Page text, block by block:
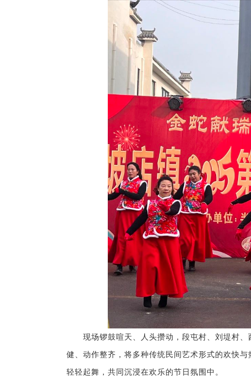
现场锣鼓喧天、人头攒动，段屯村、刘堤村、
健、动作整齐，将多种传统民间艺术形式的欢快
轻轻起舞，共同沉浸在欢乐的节日氛围中。